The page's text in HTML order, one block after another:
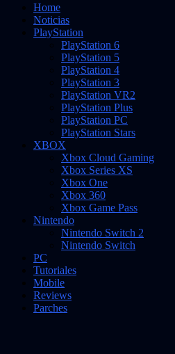
Home
Noticias
PlayStation
PlayStation 6
PlayStation 5
PlayStation 4
PlayStation 3
PlayStation VR2
PlayStation Plus
PlayStation PC
PlayStation Stars
XBOX
Xbox Cloud Gaming
Xbox Series XS
Xbox One
Xbox 360
Xbox Game Pass
Nintendo
Nintendo Switch 2
Nintendo Switch
PC
Tutoriales
Mobile
Reviews
Parches